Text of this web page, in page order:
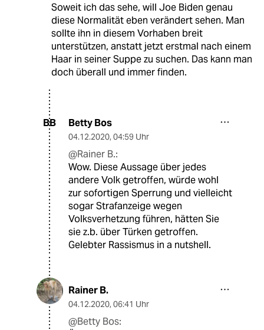
Soweit ich das sehe, will Joe Biden genau
diese Normalität eben verändert sehen. Man
sollte ihn in diesem Vorhaben breit
unterstützen, anstatt jetzt erstmal nach einem
Haar in seiner Suppe zu suchen. Das kann man
doch überall und immer finden.
BB Betty Bos
04.12.2020, 04:59 Uhr
@Rainer B.:
Wow. Diese Aussage über jedes
andere Volk getroffen, würde wohl
zur sofortigen Sperrung und vielleicht
sogar Strafanzeige wegen
Volksverhetzung führen, hätten Sie
sie z.b. über Türken getroffen.
Gelebter Rassismus in a nutshell.
Rainer B.
04.12.2020, 06:41 Uhr
@Betty Bos: